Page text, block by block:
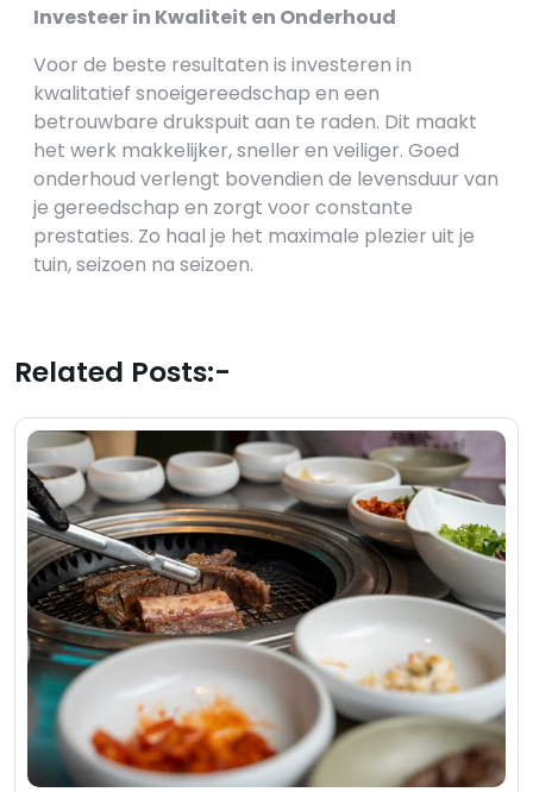
Investeer in Kwaliteit en Onderhoud
Voor de beste resultaten is investeren in
kwalitatief snoeigereedschap en een
betrouwbare drukspuit aan te raden. Dit maakt
het werk makkelijker, sneller en veiliger. Goed
onderhoud verlengt bovendien de levensduur van
je gereedschap en zorgt voor constante
prestaties. Zo haal je het maximale plezier uit je
tuin, seizoen na seizoen.
Related Posts:-